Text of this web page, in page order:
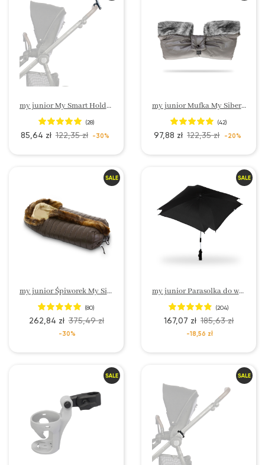
my junior My Smart Holder Uchwyt na Telefon
(28)
85,64 zł 122,35 zł -30%
my junior Mufka My Siberio
(42)
97,88 zł 122,35 zł -20%
my junior Śpiworek My Siberio
(80)
262,84 zł 375,49 zł
-30%
my junior Parasolka do wózka UV50+ My Shadow
(204)
167,07 zł 185,63 zł
-18,56 zł